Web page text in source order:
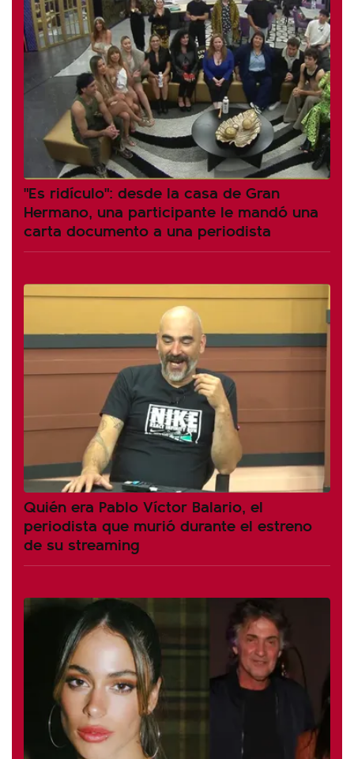
"Es ridículo": desde la casa de Gran
Hermano, una participante le mandó una
carta documento a una periodista
Quién era Pablo Víctor Balario, el
periodista que murió durante el estreno
de su streaming